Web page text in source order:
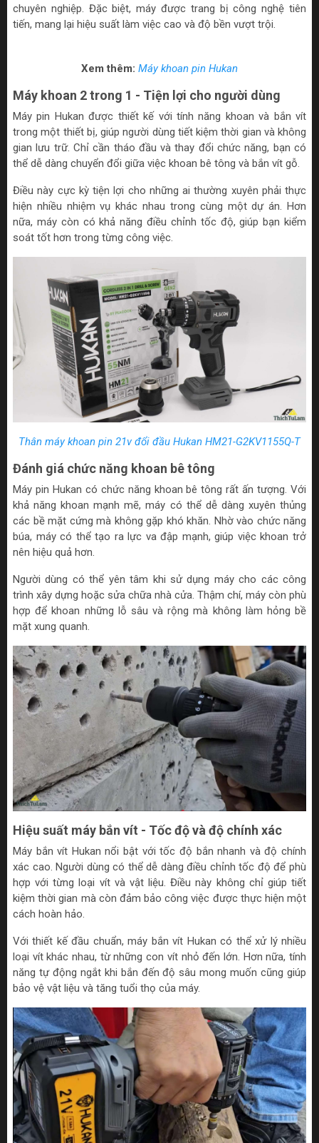
chuyên nghiệp. Đặc biệt, máy được trang bị công nghệ tiên
tiến, mang lại hiệu suất làm việc cao và độ bền vượt trội.
Xem thêm: Máy khoan pin Hukan
Máy khoan 2 trong 1 - Tiện lợi cho người dùng
Máy pin Hukan được thiết kế với tính năng khoan và bắn vít
trong một thiết bị, giúp người dùng tiết kiệm thời gian và không
gian lưu trữ. Chỉ cần tháo đầu và thay đổi chức năng, bạn có
thể dễ dàng chuyển đổi giữa việc khoan bê tông và bắn vít gỗ.
Điều này cực kỳ tiện lợi cho những ai thường xuyên phải thực
hiện nhiều nhiệm vụ khác nhau trong cùng một dự án. Hơn
nữa, máy còn có khả năng điều chỉnh tốc độ, giúp bạn kiểm
soát tốt hơn trong từng công việc.
Thân máy khoan pin 21v đổi đầu Hukan HM21-G2KV1155Q-T
Đánh giá chức năng khoan bê tông
Máy pin Hukan có chức năng khoan bê tông rất ấn tượng. Với
khả năng khoan mạnh mẽ, máy có thể dễ dàng xuyên thủng
các bề mặt cứng mà không gặp khó khăn. Nhờ vào chức năng
búa, máy có thể tạo ra lực va đập mạnh, giúp việc khoan trở
nên hiệu quả hơn.
Người dùng có thể yên tâm khi sử dụng máy cho các công
trình xây dựng hoặc sửa chữa nhà cửa. Thậm chí, máy còn phù
hợp để khoan những lỗ sâu và rộng mà không làm hỏng bề
mặt xung quanh.
Hiệu suất máy bắn vít - Tốc độ và độ chính xác
Máy bắn vít Hukan nổi bật với tốc độ bắn nhanh và độ chính
xác cao. Người dùng có thể dễ dàng điều chỉnh tốc độ để phù
hợp với từng loại vít và vật liệu. Điều này không chỉ giúp tiết
kiệm thời gian mà còn đảm bảo công việc được thực hiện một
cách hoàn hảo.
Với thiết kế đầu chuẩn, máy bắn vít Hukan có thể xử lý nhiều
loại vít khác nhau, từ những con vít nhỏ đến lớn. Hơn nữa, tính
năng tự động ngắt khi bắn đến độ sâu mong muốn cũng giúp
bảo vệ vật liệu và tăng tuổi thọ của máy.